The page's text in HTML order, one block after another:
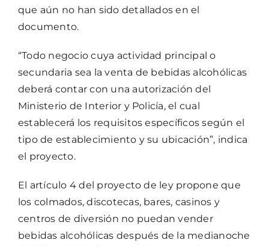
que aún no han sido detallados en el
documento.
“Todo negocio cuya actividad principal o
secundaria sea la venta de bebidas alcohólicas
deberá contar con una autorización del
Ministerio de Interior y Policía, el cual
establecerá los requisitos específicos según el
tipo de establecimiento y su ubicación”, indica
el proyecto.
El artículo 4 del proyecto de ley propone que
los colmados, discotecas, bares, casinos y
centros de diversión no puedan vender
bebidas alcohólicas después de la medianoche